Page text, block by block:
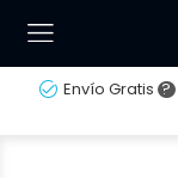
Envío Gratis ?